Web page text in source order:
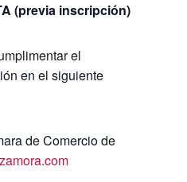
(previa inscripción)
el
en el siguiente
de Comercio de